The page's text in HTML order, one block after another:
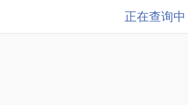
正在查询中